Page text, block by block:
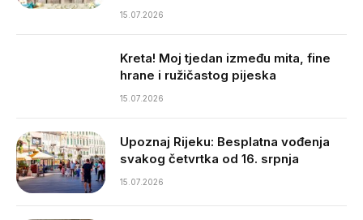
15.07.2026
Kreta! Moj tjedan između mita, fine
hrane i ružičastog pijeska
15.07.2026
Upoznaj Rijeku: Besplatna vođenja
svakog četvrtka od 16. srpnja
15.07.2026